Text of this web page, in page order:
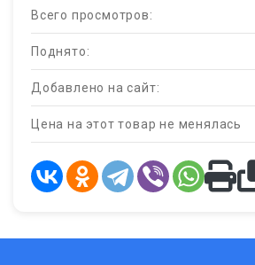
Всего просмотров:
Поднято:
Добавлено на сайт:
Цена на этот товар не менялась